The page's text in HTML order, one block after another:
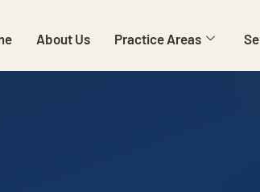
About Us Practice Areas